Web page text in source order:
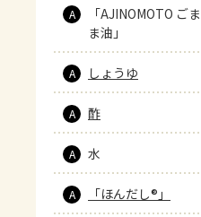
A
「AJINOMOTO ご
ま油」
A しょうゆ
A 酢
A 水
A 「ほんだし®」